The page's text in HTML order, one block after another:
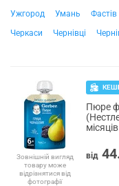
Ужгород
Умань Фастів
Черкаси
Чернівці
Зовнішній вигляд
товару може
відрізнятися від
фотографії
Пюре
від